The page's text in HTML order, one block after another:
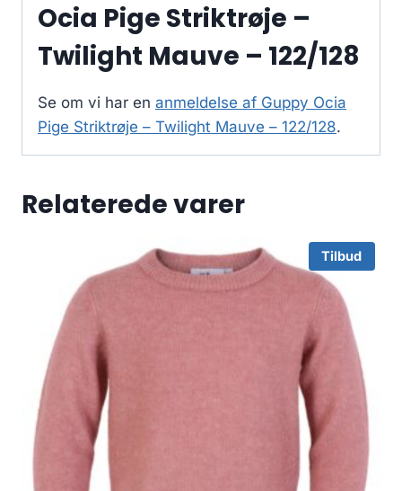
Ocia Pige Striktrøje –
Twilight Mauve – 122/128
Se om vi har en anmeldelse af Guppy Ocia
Pige Striktrøje – Twilight Mauve – 122/128.
Relaterede varer
Tilbud